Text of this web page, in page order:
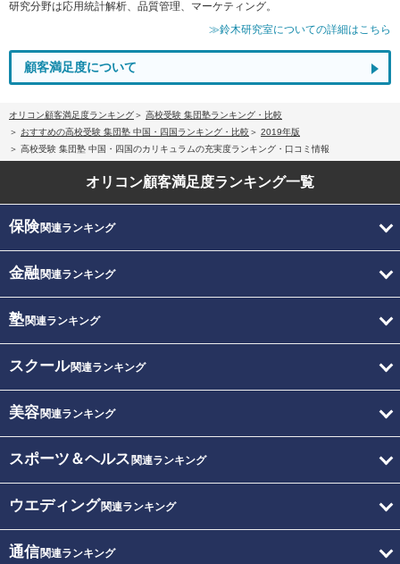
研究分野は応用統計解析、品質管理、マーケティング。
≫鈴木研究室についての詳細はこちら
顧客満足度について
オリコン顧客満足度ランキング
高校受験 集団塾ランキング・比較
おすすめの高校受験 集団塾 中国・四国ランキング・比較
2019年版
高校受験 集団塾 中国・四国のカリキュラムの充実度ランキング・口コミ情報
オリコン顧客満足度ランキング一覧
保険関連ランキング
金融関連ランキング
塾関連ランキング
スクール関連ランキング
美容関連ランキング
スポーツ＆ヘルス 関連ランキング
ウエディング関連ランキング
通信関連ランキング